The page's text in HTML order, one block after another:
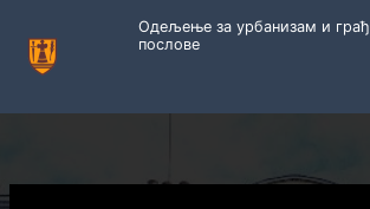
садржај
Одељење за урбанизам и
послове